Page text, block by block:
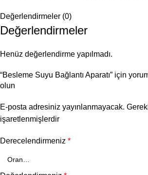
Değerlendirmeler (0)
Değerlendirmeler
Henüz değerlendirme yapılmadı.
“Besleme Suyu Bağlantı Aparatı” için
olun
E-posta adresiniz yayınlanmayacak.
işaretlenmişlerdir
Derecelendirmeniz *